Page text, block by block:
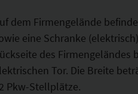
dem Firmengelände
eine Schranke
des
Tor. Die Breite
Pkw-Stellplätze.